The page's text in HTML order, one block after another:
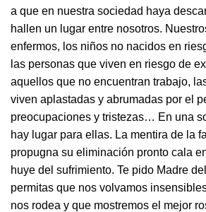
a que en nuestra sociedad haya
hallen un lugar entre nosotros.
enfermos, los niños no nacidos en
las personas que viven en riesgo de
aquellos que no encuentran trabajo,
viven aplastadas y abrumadas por el
preocupaciones y tristezas… En una
hay lugar para ellas. La mentira de la
propugna su eliminación pronto cala
huye del sufrimiento. Te pido Madre
permitas que nos volvamos
nos rodea y que mostremos el mejor